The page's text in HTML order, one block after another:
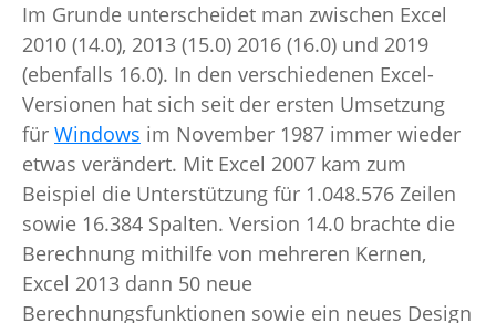
Im Grunde unterscheidet man zwischen Excel
2010 (14.0), 2013 (15.0) 2016 (16.0) und 2019
(ebenfalls 16.0). In den verschiedenen Excel-
Versionen hat sich seit der ersten Umsetzung
für Windows im November 1987 immer wieder
etwas verändert. Mit Excel 2007 kam zum
Beispiel die Unterstützung für 1.048.576 Zeilen
sowie 16.384 Spalten. Version 14.0 brachte die
Berechnung mithilfe von mehreren Kernen,
Excel 2013 dann 50 neue
Berechnungsfunktionen sowie ein neues Design